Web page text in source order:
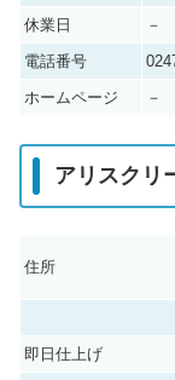
休業日
－
電話番号
ホームページ
－
アリスクリ
住所
即日仕上げ